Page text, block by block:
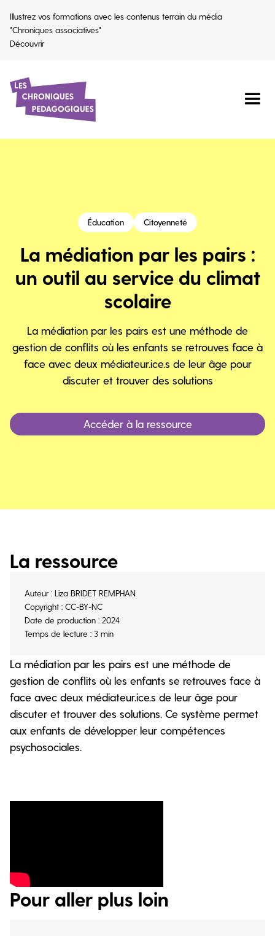
Illustrez vos formations avec les contenus terrain du média
"Chroniques associatives"
Découvrir
Éducation Citoyenneté
La médiation par les pairs :
un outil au service du climat
scolaire
La médiation par les pairs est une méthode de
gestion de conflits où les enfants se retrouves face à
face avec deux médiateur.ice.s de leur âge pour
discuter et trouver des solutions
Accéder à la ressource
La ressource
Auteur : Liza BRIDET REMPHAN
Copyright : CC-BY-NC
Date de production : 2024
Temps de lecture : 3 min
La médiation par les pairs est une méthode de
gestion de conflits où les enfants se retrouves face à
face avec deux médiateur.ice.s de leur âge pour
discuter et trouver des solutions. Ce système permet
aux enfants de développer leur compétences
psychosociales.
Pour aller plus loin